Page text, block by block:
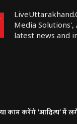
Media
latest news and
काम करेंगे ‘आदित्य’ में